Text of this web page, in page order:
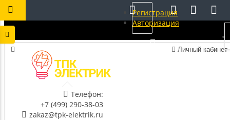
Личный кабинет
Телефон:
+7 (499) 290-38-03
zakaz@tpk-elektrik.ru
Регистрация
Авторизация